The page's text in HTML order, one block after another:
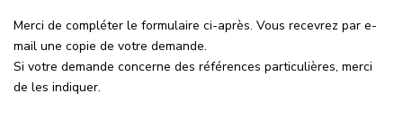
NOS MAGAZINES
Millésimme Immobilier N°1
Merci de compléter le formulaire ci-après. Vous recevrez par e-
mail une copie de votre demande.
Si votre demande concerne des références particulières, merci
de les indiquer.